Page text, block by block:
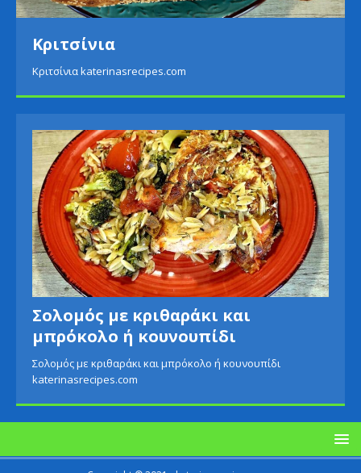
Κριτσίνια
Κριτσίνια katerinasrecipes.com
Σολομός με κριθαράκι και
μπρόκολο ή κουνουπίδι
Σολομός με κριθαράκι και μπρόκολο ή κουνουπίδι
katerinasrecipes.com